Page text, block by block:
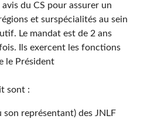
avis du CS pour assurer un
et surspécialités au sein
Le mandat est de 2 ans
Ils exercent les fonctions
le Président
sont :
son représentant) des JNLF